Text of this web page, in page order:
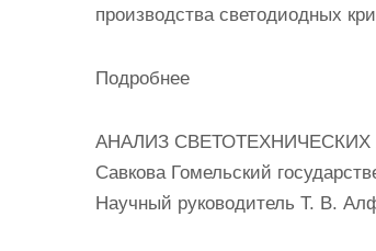
производства светодиодных
Подробнее
АНАЛИЗ
Савкова Гомельский
Научный руководитель Т. В.